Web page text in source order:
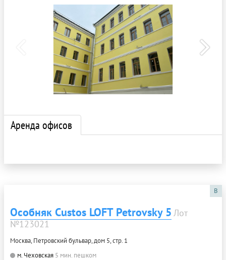
Аренда офисов
B
Особняк Custos LOFT Petrovsky 5 Лот
№123021
Москва, Петровский бульвар, дом 5, стр. 1
м. Чеховская 5 мин. пешком